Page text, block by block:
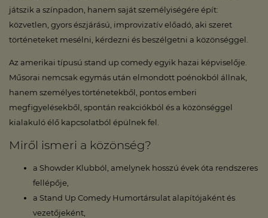
játszik a színpadon, hanem saját személyiségére épít:
közvetlen, gyors észjárású, improvizatív előadó, aki szeret
történeteket mesélni, kérdezni és beszélgetni a közönséggel.
Az amerikai típusú stand up comedy egyik hazai képviselője.
Műsorai nemcsak egymás után elmondott poénokból állnak,
hanem személyes történetekből, pontos emberi
megfigyelésekből, spontán reakciókból és a közönséggel
kialakuló élő kapcsolatból épülnek fel.
Miről ismeri a közönség?
a Showder Klubból, amelynek hosszú évek óta rendszeres
fellépője,
a Stand Up Comedy Humortársulat alapítójaként és
vezetőjeként,